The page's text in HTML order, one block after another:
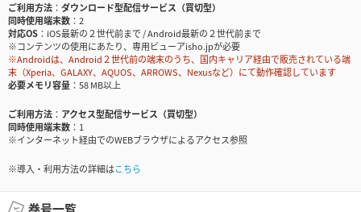
ご利用方法
ダウンロード型配信サービス（買切型）
同時使用端末数
2
対応OS
iOS最新の２世代前まで / Android最新の２世代前まで
※コンテンツの使用にあたり、専用ビューアisho.jpが必要
※Androidは、Android２世代前の端末のうち、国内キャリア経由で販売されている端
末（Xperia、GALAXY、AQUOS、ARROWS、Nexusなど）にて動作確認しています
必要メモリ容量
58 MB以上
ご利用方法
アクセス型配信サービス（買切型）
同時使用端末数
1
※インターネット経由でのWEBブラウザによるアクセス参照
※導入・利用方法の詳細はこちら
巻号一覧